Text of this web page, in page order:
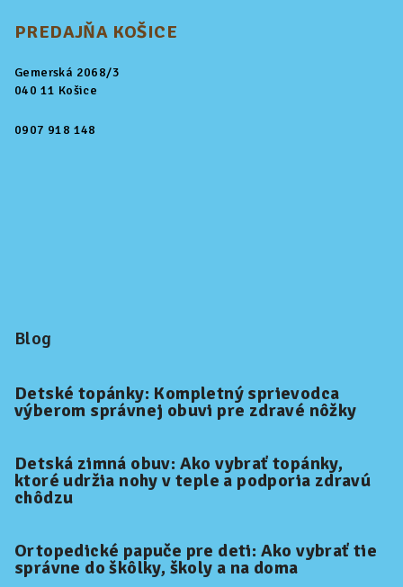
PREDAJŇA KOŠICE
Gemerská 2068/3
040 11 Košice
0907 918 148
Blog
Detské topánky: Kompletný sprievodca
výberom správnej obuvi pre zdravé nôžky
Detská zimná obuv: Ako vybrať topánky,
ktoré udržia nohy v teple a podporia zdravú
chôdzu
Ortopedické papuče pre deti: Ako vybrať tie
správne do škôlky, školy a na doma